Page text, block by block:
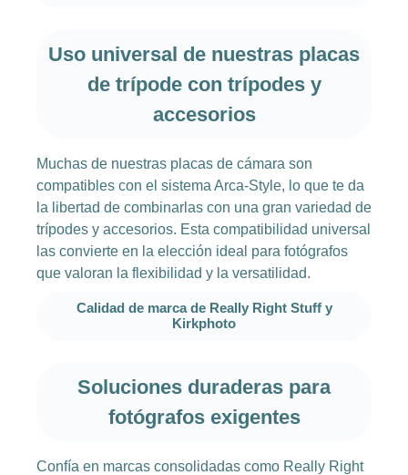
Uso universal de nuestras placas
de trípode con trípodes y
accesorios
Muchas de nuestras placas de cámara son
compatibles con el sistema Arca-Style, lo que te da
la libertad de combinarlas con una gran variedad de
trípodes y accesorios. Esta compatibilidad universal
las convierte en la elección ideal para fotógrafos
que valoran la flexibilidad y la versatilidad.
Calidad de marca de Really Right Stuff y
Kirkphoto
Soluciones duraderas para
fotógrafos exigentes
Confía en marcas consolidadas como Really Right